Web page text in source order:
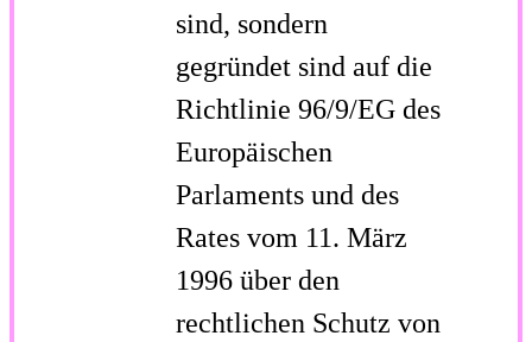
sind, sondern
gegründet sind auf die
Richtlinie 96/9/EG des
Europäischen
Parlaments und des
Rates vom 11. März
1996 über den
rechtlichen Schutz von